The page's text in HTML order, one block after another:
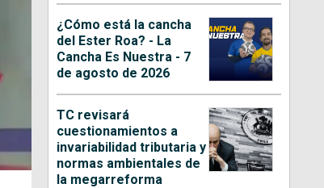
¿Cómo está la cancha
del Ester Roa? - La
Cancha Es Nuestra - 7
de agosto de 2026
TC revisará
cuestionamientos a
invariabilidad tributaria y
normas ambientales de
la megarreforma